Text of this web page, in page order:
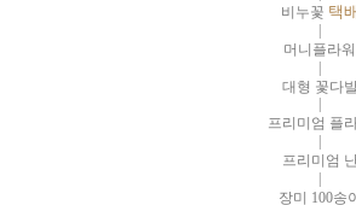
비누꽃 택배
|
머니플라워
|
대형 꽃다
프리미엄 플
프리미엄
|
장미 100송